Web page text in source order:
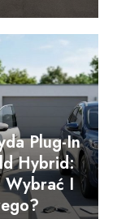
Plug-In
Hybrid:
Wybrać I